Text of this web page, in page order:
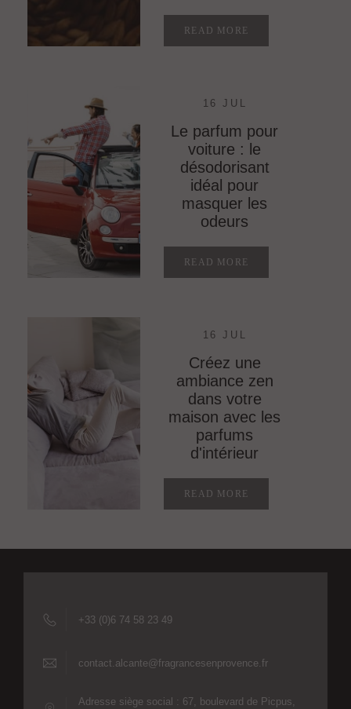
READ MORE
16 JUL
Le parfum pour
voiture : le
désodorisant
idéal pour
masquer les
odeurs
READ MORE
16 JUL
Créez une
ambiance zen
dans votre
maison avec les
parfums
d'intérieur
READ MORE
+33 (0)6 74 58 23 49
contact.alcante@fragrancesenprovence.fr
Adresse siège social : 67, boulevard de Picpus,